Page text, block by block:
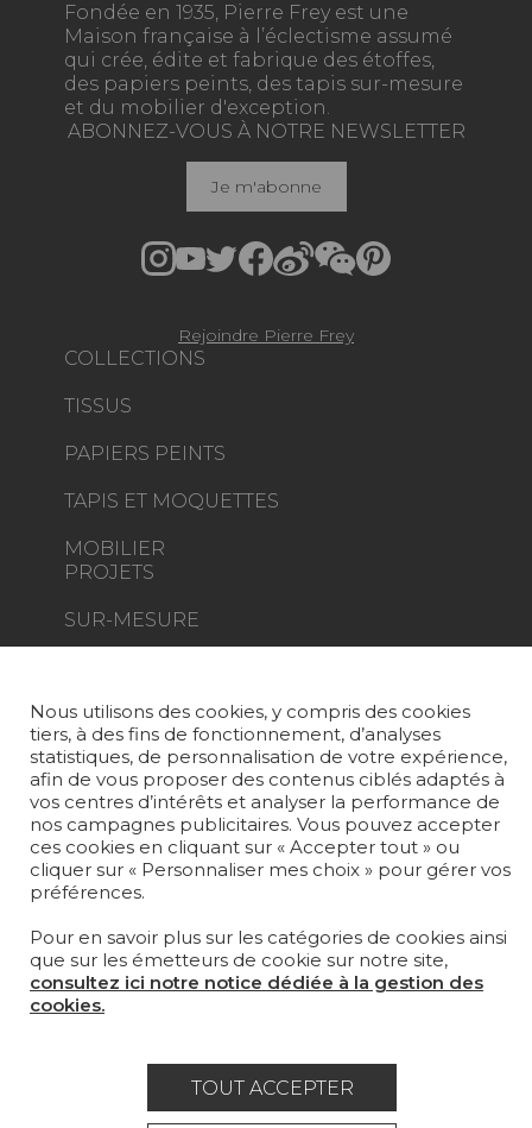
Fondée en 1935, Pierre Frey est une
Maison française à l’éclectisme assumé
qui crée, édite et fabrique des étoffes,
des papiers peints, des tapis sur-mesure
et du mobilier d'exception.
COLLECTIONS
TISSUS
PAPIERS PEINTS
TAPIS ET MOQUETTES
MOBILIER
PROJETS
SUR-MESURE
LA MAISON
OÙ NOUS TROUVER ?
ABONNEZ-VOUS À NOTRE NEWSLETTER
Je m'abonne
Rejoindre Pierre Frey
Mentions légales
Politique générale de protection des
Condtions générales de vente
Nous utilisons des cookies, y compris des cookies
tiers, à des fins de fonctionnement, d’analyses
statistiques, de personnalisation de votre expérience,
afin de vous proposer des contenus ciblés adaptés à
vos centres d’intérêts et analyser la performance de
nos campagnes publicitaires. Vous pouvez accepter
ces cookies en cliquant sur « Accepter tout » ou
cliquer sur « Personnaliser mes choix » pour gérer vos
préférences.
Pour en savoir plus sur les catégories de cookies ainsi
que sur les émetteurs de cookie sur notre site,
consultez ici notre notice dédiée à la gestion des
cookies.
TOUT ACCEPTER